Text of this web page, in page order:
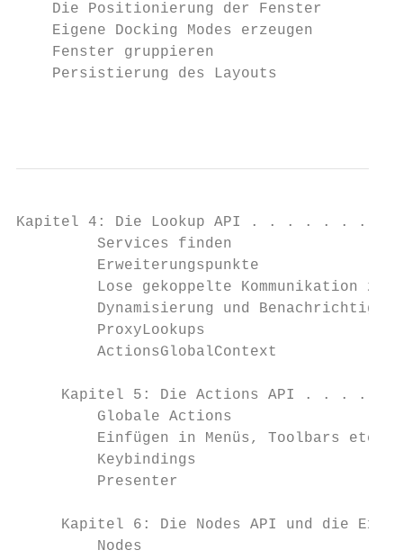
Die Positionierung der Fenster
Eigene Docking Modes erzeugen
Fenster gruppieren
Persistierung des Layouts
Kapitel 4: Die Lookup API . . . . .
Services finden
Erweiterungspunkte
Lose gekoppelte Kommunikation
Dynamisierung und
ProxyLookups
ActionsGlobalContext
Kapitel 5: Die Actions API . . . . .
Globale Actions
Einfügen in Menüs, Toolbars etc.
Keybindings
Presenter
Kapitel 6: Die Nodes API und die
Nodes